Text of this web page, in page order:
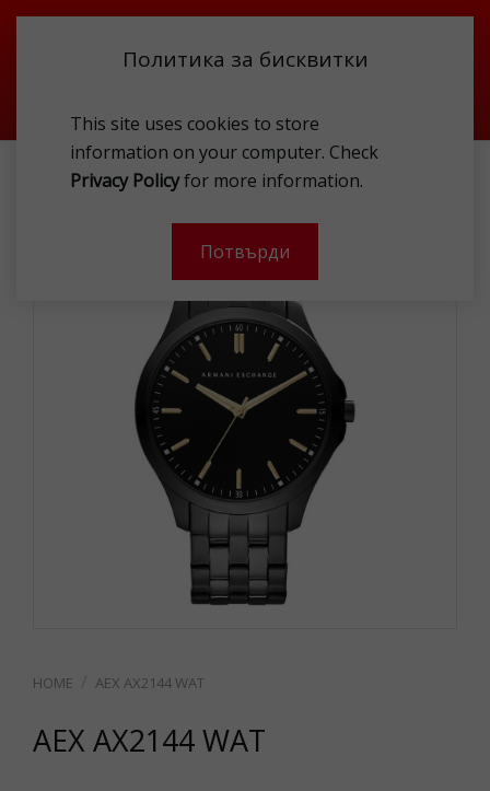
Политика за бисквитки
This site uses cookies to store
information on your computer. Check
Privacy Policyfor more information.
Потвърди
AEX AX2144 WAT
AEX AX2144 WAT
AEX AX2144 WAT